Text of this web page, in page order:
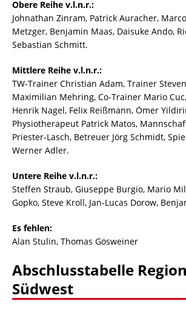
Obere Reihe v.l.n.r.:
Johnathan Zinram, Patrick Auracher,
Metzger, Benjamin Maas, Daisuke Ando,
Sebastian Schmitt.
Mittlere Reihe v.l.n.r.:
TW-Trainer Christian Adam, Trainer
Maximilian Mehring, Co-Trainer Mario
Henrik Nagel, Felix Reißmann, Ömer
Physiotherapeut Patrick Matos,
Priester-Lasch, Betreuer Jörg Schmidt,
Werner Adler.
Untere Reihe v.l.n.r.:
Steffen Straub, Giuseppe Burgio, Mario
Gopko, Steve Kroll, Jan-Lucas Dorow,
Es fehlen:
Alan Stulin, Thomas Gösweiner
Abschlusstabelle
Südwest